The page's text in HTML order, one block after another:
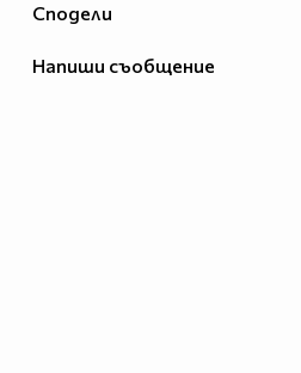
Сподели
Напиши съобщение